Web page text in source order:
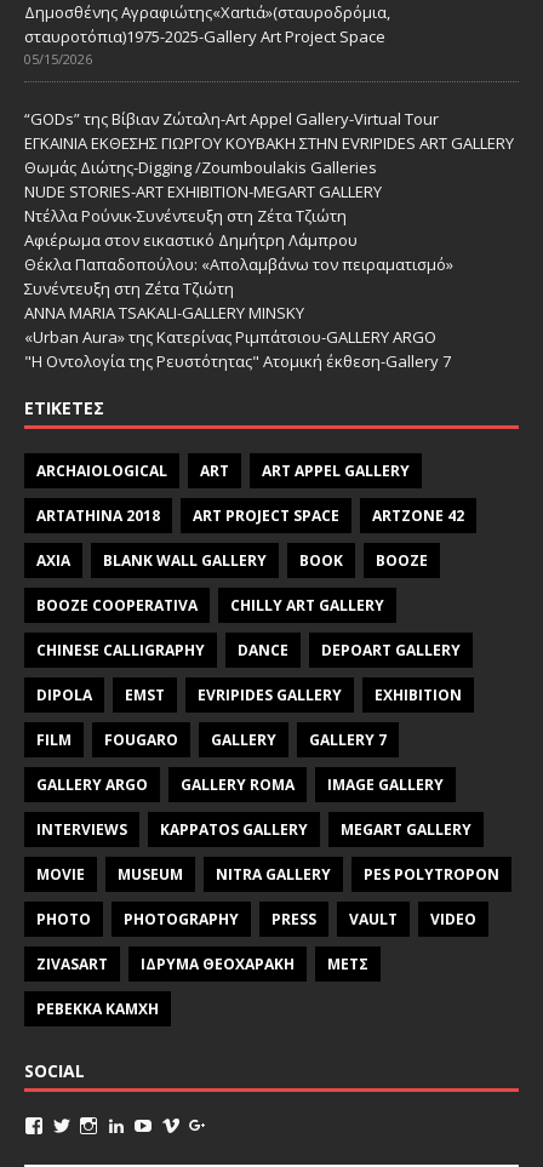
Δημοσθένης Αγραφιώτης«Xαrtιά»(σταυροδρόμια,
σταυροτόπια)1975-2025-Gallery Art Project Space
05/15/2026
“GODs” της Βίβιαν Ζώταλη-Art Appel Gallery-Virtual Tour
ΕΓΚΑΙΝΙΑ ΕΚΘΕΣΗΣ ΓΙΩΡΓΟΥ ΚΟΥΒΑΚΗ ΣΤΗΝ EVRIPIDES ART GALLERY
Θωμάς Διώτης-Digging /Zoumboulakis Galleries
NUDE STORIES-ΑRT EXHIBITION-MEGART GALLERY
Ντέλλα Ρούνικ-Συνέντευξη στη Ζέτα Τζιώτη
Αφιέρωμα στον εικαστικό Δημήτρη Λάμπρου
Θέκλα Παπαδοπούλου: «Απολαμβάνω τον πειραματισμό»
Συνέντευξη στη Ζέτα Τζιώτη
ANNA MARIA TSAKALI-GALLERY MINSKY
«Urban Aura» της Κατερίνας Ριμπάτσιου-GALLERY ARGO
"Η Οντολογία της Ρευστότητας" Ατομική έκθεση-Gallery 7
ΕΤΙΚΈΤΕΣ
ARCHAIOLOGICAL ART ART APPEL GALLERY
ARTATHINA 2018 ART PROJECT SPACE ARTZONE 42
AXIA BLANK WALL GALLERY BOOK BOOZE
BOOZE COOPERATIVA CHILLY ART GALLERY
CHINESE CALLIGRAPHY DANCE DEPOART GALLERY
DIPOLA EMST EVRIPIDES GALLERY EXHIBITION
FILM FOUGARO GALLERY GALLERY 7
GALLERY ARGO GALLERY ROMA IMAGE GALLERY
INTERVIEWS KAPPATOS GALLERY MEGART GALLERY
MOVIE MUSEUM NITRA GALLERY PES POLYTROPON
PHOTO PHOTOGRAPHY PRESS VAULT VIDEO
ZIVASART ΙΔΡΥΜΑ ΘΕΟΧΑΡΑΚΗ ΜΕΤΣ
ΡΕΒΕΚΚΑ ΚΑΜΧΗ
SOCIAL